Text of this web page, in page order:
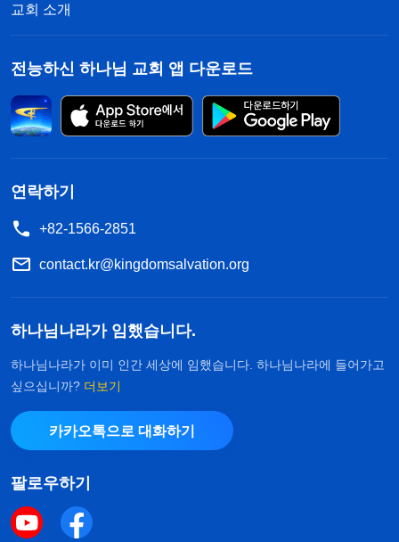
하지만 평화는 그리 오래가지 않았습니다. 한 달
후, 남편은 또 인터넷상의 유언비어를 보게 되었습니
아 있는 저를 보고는 험한 말을 해 댔습니다. “당신,
문제도 다 생각해 놨어. 데려가고 싶으면 데려가. 하
지만 일본에는 못 있겠지. 애들 데리고 상하이로 가!
상하이에 있는 집 당신한테 주고, 매달 10만 엔씩 양
신 맘대로 해! 이혼 수속도 이미 다 알아 놨어. 지방법
떻게 할 건지 말해 봐!” 남편의 말에 심장이 덜컥 내려
한참 동안 대답을 하지 못했습니다. 하나님께 기도하
어쩌나 하는 생각뿐이었습니다. ‘내가 맡자니 경제력
이 부족하고, 그렇다고 남편한테 맡기자니 엄마 없이
교회 소개
전능하신 하나님 교회 앱 다운로드
연락하기
+82-1566-2851
contact.kr@kingdomsalvation.org
하나님나라가 임했습니다.
하나님나라가 이미 인간 세상에 임했습니다. 하나님나라에 들어가고
싶으십니까? 더보기
카카오톡으로 대화하기
팔로우하기